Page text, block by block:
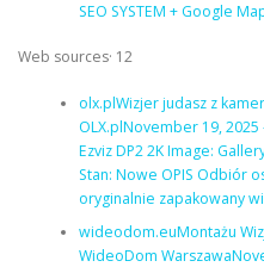
SEO SYSTEM + Google
Web sources· 12
olx.plWizjer judasz z
OLX.plNovember 19,
Ezviz DP2 2K Image:
Stan: Nowe OPIS Odbiór
oryginalnie zapakowany
wideodom.euMontażu
WideoDom